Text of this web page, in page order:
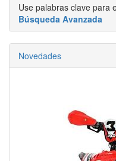
Use palabras clave para
Búsqueda Avanzada
Novedades